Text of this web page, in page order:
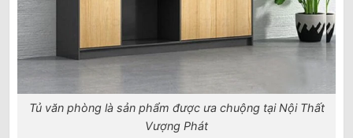
Tủ văn phòng là sản phẩm được ưa chuộng tại Nội Thất
Vượng Phát